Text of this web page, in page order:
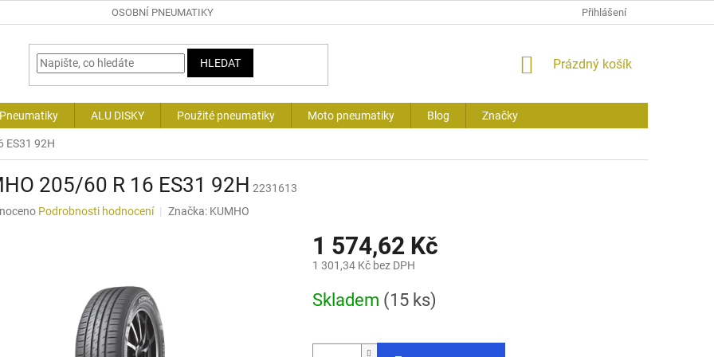
OSOBNÍ PNEUMATIKY Přihlášení
HLEDAT
NÁKUPNÍ
Prázdný košík
ALU DISKY Použité pneumatiky Moto pneumatiky Blog Značky
ES31 92H
205/60 R 16 ES31 92H 2231613
Podrobnosti hodnocení Značka: KUMHO
1 574,62 Kč
1 301,34 Kč bez DPH
cena:
Skladem (15 ks)